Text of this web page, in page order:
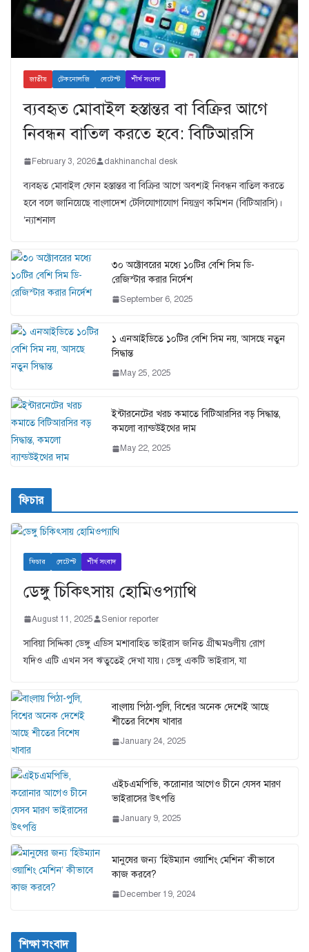
জাতীয় টেকনোলজি লেটেস্ট শীর্ষ সংবাদ
ব্যবহৃত মোবাইল হস্তান্তর বা বিক্রির আগে
নিবন্ধন বাতিল করতে হবে: বিটিআরসি
February 3, 2026 dakhinanchal desk
ব্যবহৃত মোবাইল ফোন হস্তান্তর বা বিক্রির আগে অবশ্যই নিবন্ধন বাতিল করতে
হবে বলে জানিয়েছে বাংলাদেশ টেলিযোগাযোগ নিয়ন্ত্রণ কমিশন (বিটিআরসি)।
‘ন্যাশনাল
৩০ অক্টোবরের মধ্যে ১০টির বেশি সিম ডি-
রেজিস্টার করার নির্দেশ
September 6, 2025
১ এনআইডিতে ১০টির বেশি সিম নয়, আসছে নতুন
সিদ্ধান্ত
May 25, 2025
ইন্টারনেটের খরচ কমাতে বিটিআরসির বড় সিদ্ধান্ত,
কমলো ব্যান্ডউইথের দাম
May 22, 2025
ফিচার
ফিচার লেটেস্ট শীর্ষ সংবাদ
ডেঙ্গু চিকিৎসায় হোমিওপ্যাথি
August 11, 2025 Senior reporter
সাবিয়া সিদ্দিকা ডেঙ্গু এডিস মশাবাহিত ভাইরাস জনিত গ্রীষ্মমণ্ডলীয় রোগ
যদিও এটি এখন সব ঋতুতেই দেখা যায়। ডেঙ্গু একটি ভাইরাস, যা
বাংলায় পিঠা-পুলি, বিশ্বের অনেক দেশেই আছে
শীতের বিশেষ খাবার
January 24, 2025
এইচএমপিভি, করোনার আগেও চীনে যেসব মারণ
ভাইরাসের উৎপত্তি
January 9, 2025
মানুষের জন্য ‘হিউম্যান ওয়াশিং মেশিন’ কীভাবে
কাজ করবে?
December 19, 2024
শিক্ষা সংবাদ